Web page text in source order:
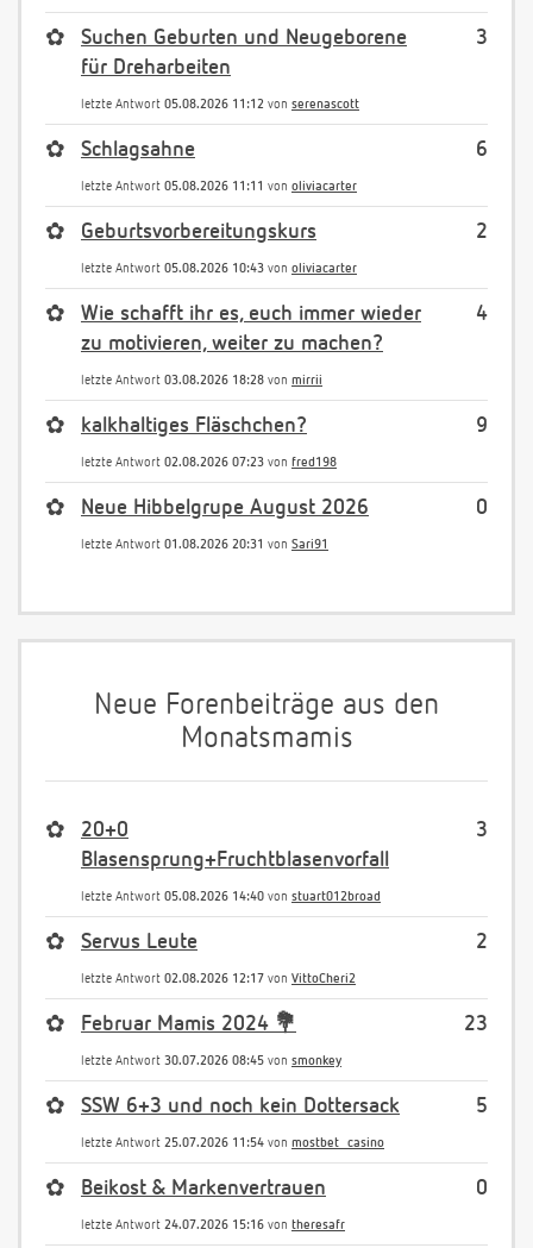
3
✿
Suchen Geburten und Neugeborene
für Dreharbeiten
letzte Antwort 05.08.2026 11:12 von serenascott
6
✿ Schlagsahne
letzte Antwort 05.08.2026 11:11 von oliviacarter
2
✿ Geburtsvorbereitungskurs
letzte Antwort 05.08.2026 10:43 von oliviacarter
4
✿
Wie schafft ihr es, euch immer wieder
zu motivieren, weiter zu machen?
letzte Antwort 03.08.2026 18:28 von mirrii
9
✿ kalkhaltiges Fläschchen?
letzte Antwort 02.08.2026 07:23 von fred198
0
✿ Neue Hibbelgrupe August 2026
letzte Antwort 01.08.2026 20:31 von Sari91
Neue Forenbeiträge aus den
Monatsmamis
3
✿
20+0
Blasensprung+Fruchtblasenvorfall
letzte Antwort 05.08.2026 14:40 von stuart012broad
2
✿ Servus Leute
letzte Antwort 02.08.2026 12:17 von VittoCheri2
23
✿ Februar Mamis 2024 💐
letzte Antwort 30.07.2026 08:45 von smonkey
5
✿ SSW 6+3 und noch kein Dottersack
letzte Antwort 25.07.2026 11:54 von mostbet_casino
0
✿ Beikost & Markenvertrauen
letzte Antwort 24.07.2026 15:16 von theresafr